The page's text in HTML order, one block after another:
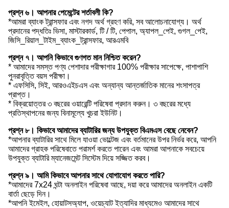
প্রশ্ন ৬। আপনার পেমেন্টের শর্তাবলী কি?
*আমরা ব্যাংক ট্রান্সফার এবং নগদ অর্থ গ্রহণ করি, সব আলোচনাযোগ্য। অর্থ
প্রদানের পদ্ধতিঃ ভিসা, মাস্টারকার্ড, টি / টি, পেপাল, অ্যাপল_পেই, গুগল_পেই,
জিসি_রিয়াল_টাইম_ব্যাংক_ট্রান্সফার, আরএমবি
প্রশ্ন ৭। আপনি কিভাবে গুণগত মান নিশ্চিত করেন?
* আমাদের সমস্ত পণ্য পেশাদার পরীক্ষাগার 100% পরীক্ষার সাপেক্ষে, পাশাপাশি
পুনরাবৃত্তি বয়স পরীক্ষা।
* এফসিসি, সিই, আরওএইচএস এবং অন্যান্য আন্তর্জাতিক মানের শংসাপত্র
প্রাপ্ত।
* বিক্রয়োত্তর ৩ বছরের ওয়ারেন্টি পরিষেবা প্রদান করুন। ৩ বছরের মধ্যে
প্রতিস্থাপনের জন্য বিনামূল্যে খুচরা ইউনিট।
প্রশ্ন ৮। কিভাবে আমাদের ব্যাটারির জন্য উপযুক্ত বিএমএস বেছে নেবেন?
*আপনার ব্যাটারির সাথে মিলে যাওয়া ভোল্টেজ এবং বর্তমানের উপর নির্ভর করে, আপনি
আমাদের গ্রাহক পরিষেবাতে পরামর্শ করতে পারেন এবং আমরা আপনাকে সবচেয়ে
উপযুক্ত ব্যাটারি ম্যানেজমেন্ট সিস্টেম দিয়ে সজ্জিত করব।
প্রশ্ন ৯। আমি কিভাবে আপনার সাথে যোগাযোগ করতে পারি?
*আমাদের 7x24 ঘন্টা অনলাইন পরিষেবা আছে, দয়া করে আমাদের অনলাইন একটি
বার্তা ছেড়ে দিন।
*আপনি ইমেইল, হোয়াটসঅ্যাপ, ওয়েচ্যাট ইত্যাদির মাধ্যমেও আমাদের সাথে